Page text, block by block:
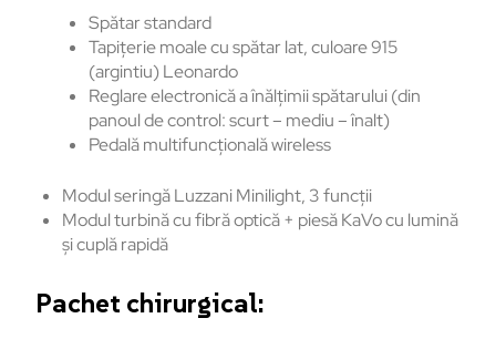
Spătar standard
Tapițerie moale cu spătar lat, culoare 915
(argintiu) Leonardo
Reglare electronică a înălțimii spătarului (din
panoul de control: scurt – mediu – înalt)
Pedală multifuncțională wireless
Modul seringă Luzzani Minilight, 3 funcții
Modul turbină cu fibră optică + piesă KaVo cu lumină
și cuplă rapidă
Pachet chirurgical: